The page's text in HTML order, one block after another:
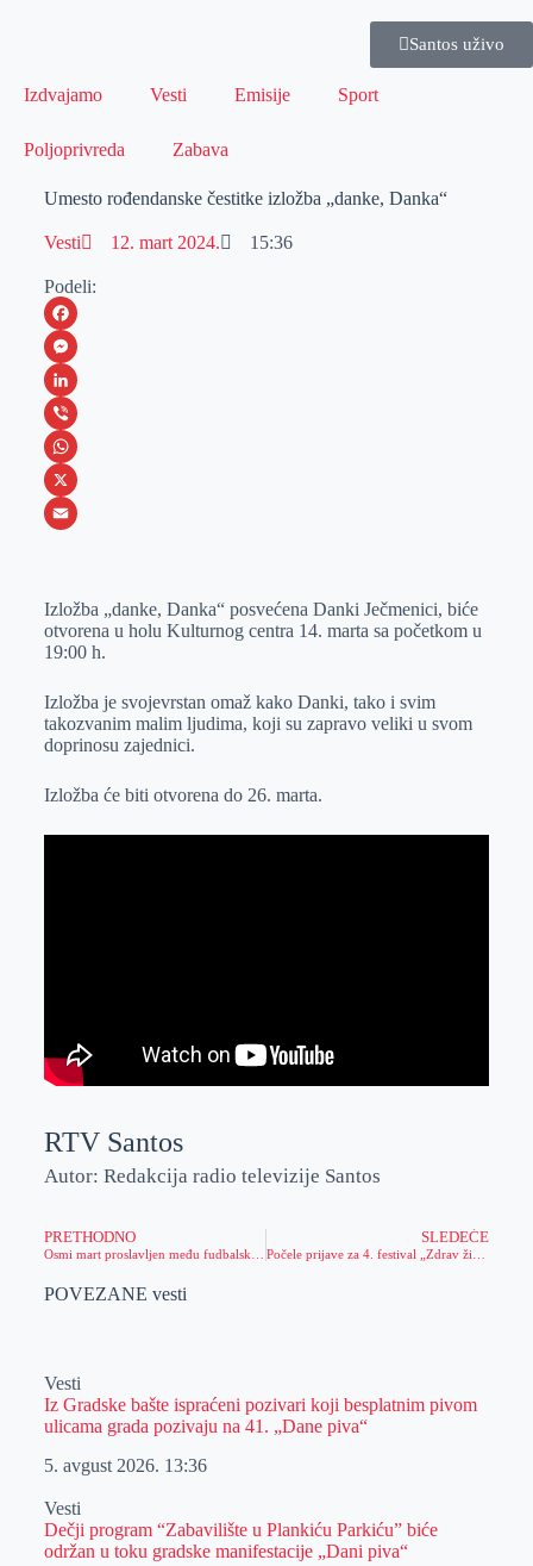
Santos uživo
Izdvajamo Vesti Emisije Sport
Poljoprivreda Zabava
Umesto rođendanske čestitke izložba „danke, Danka“
Vesti 12. mart 2024. 15:36
Podeli:
F
a
c
e
b
o
M
e
s
s
e
e
r
L
i
n
k
I
n
V
i
b
W
h
s
A
p
X
a
i
Izložba „danke, Danka“ posvećena Danki Ječmenici, biće
otvorena u holu Kulturnog centra 14. marta sa početkom u
19:00 h.
Izložba je svojevrstan omaž kako Danki, tako i svim
takozvanim malim ljudima, koji su zapravo veliki u svom
doprinosu zajednici.
Izložba će biti otvorena do 26. marta.
RTV Santos
Autor: Redakcija radio televizije Santos
PRETHODNO SLEDEĆE
POVEZANE vesti
Vesti
Iz Gradske bašte ispraćeni pozivari koji besplatnim pivom
ulicama grada pozivaju na 41. „Dane piva“
5. avgust 2026. 13:36
Vesti
Dečji program “Zabavilište u Plankiću Parkiću” biće
održan u toku gradske manifestacije „Dani piva“